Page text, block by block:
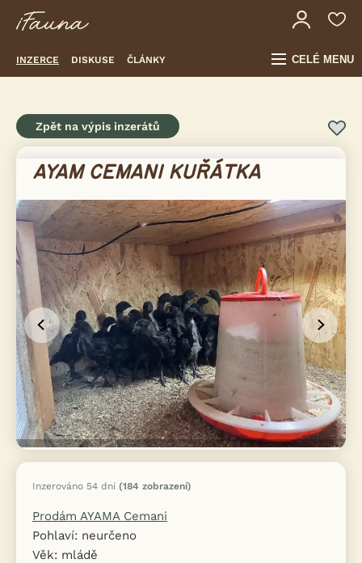
INZERCE DISKUSE ČLÁNKY CELÉ MENU
Zpět na výpis inzerátů
Inzerováno 54 dní (184 zobrazení)
Prodám AYAMA Cemani
Pohlaví: neurčeno
Věk: mládě
AYAM CEMANI KUŘÁTKA